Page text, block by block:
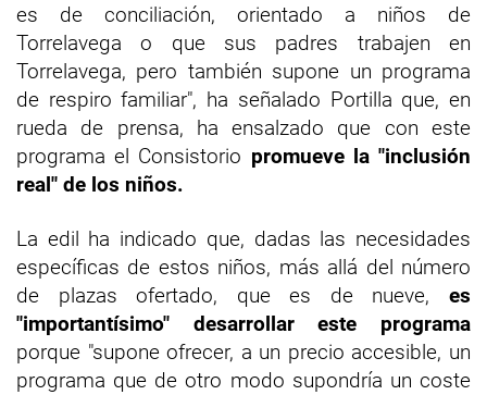
es de conciliación, orientado a niños de
Torrelavega o que sus padres trabajen en
Torrelavega, pero también supone un programa
de respiro familiar", ha señalado Portilla que, en
rueda de prensa, ha ensalzado que con este
programa el Consistorio promueve la "inclusión
real" de los niños.
La edil ha indicado que, dadas las necesidades
específicas de estos niños, más allá del número
de plazas ofertado, que es de nueve, es
"importantísimo" desarrollar este programa
porque "supone ofrecer, a un precio accesible, un
programa que de otro modo supondría un coste